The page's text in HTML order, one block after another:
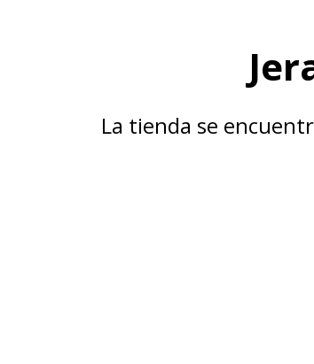
La tienda se